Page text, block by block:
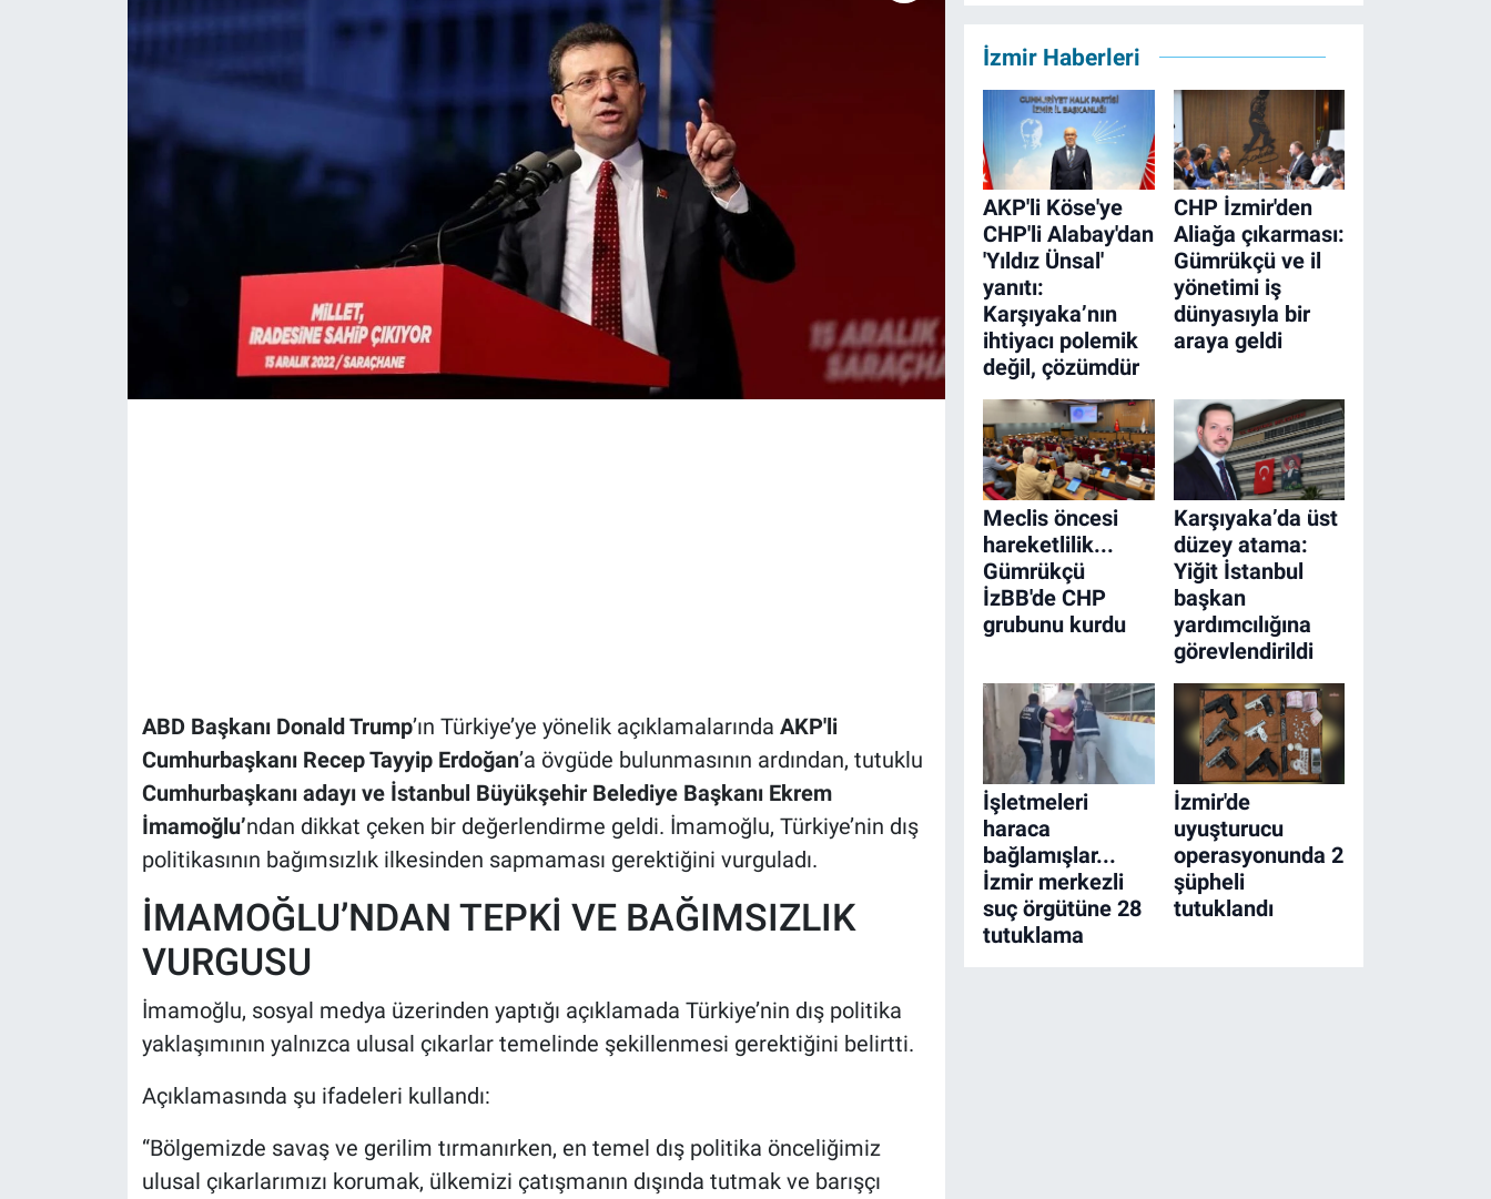
ABD Başkanı Donald Trump’ın Türkiye’ye yönelik açıklamalarında AKP'li
Cumhurbaşkanı Recep Tayyip Erdoğan’a övgüde bulunmasının ardından, tutuklu
Cumhurbaşkanı adayı ve İstanbul Büyükşehir Belediye Başkanı Ekrem
İmamoğlu’ndan dikkat çeken bir değerlendirme geldi. İmamoğlu, Türkiye’nin dış
politikasının bağımsızlık ilkesinden sapmaması gerektiğini vurguladı.
İMAMOĞLU’NDAN TEPKİ VE BAĞIMSIZLIK
VURGUSU
İmamoğlu, sosyal medya üzerinden yaptığı açıklamada Türkiye’nin dış politika
yaklaşımının yalnızca ulusal çıkarlar temelinde şekillenmesi gerektiğini belirtti.
Açıklamasında şu ifadeleri kullandı:
“Bölgemizde savaş ve gerilim tırmanırken, en temel dış politika önceliğimiz
ulusal çıkarlarımızı korumak, ülkemizi çatışmanın dışında tutmak ve barışçı
İzmir Haberleri
AKP'li Köse'ye
CHP'li Alabay'dan
'Yıldız Ünsal'
yanıtı:
Karşıyaka’nın
ihtiyacı polemik
değil, çözümdür
CHP İzmir'den
Aliağa çıkarması:
Gümrükçü ve il
yönetimi iş
dünyasıyla bir
araya geldi
Meclis öncesi
hareketlilik...
Gümrükçü
İzBB'de CHP
grubunu kurdu
Karşıyaka’da üst
düzey atama:
Yiğit İstanbul
başkan
yardımcılığına
görevlendirildi
İşletmeleri
haraca
bağlamışlar...
İzmir merkezli
suç örgütüne 28
tutuklama
İzmir'de
uyuşturucu
operasyonunda 2
şüpheli
tutuklandı